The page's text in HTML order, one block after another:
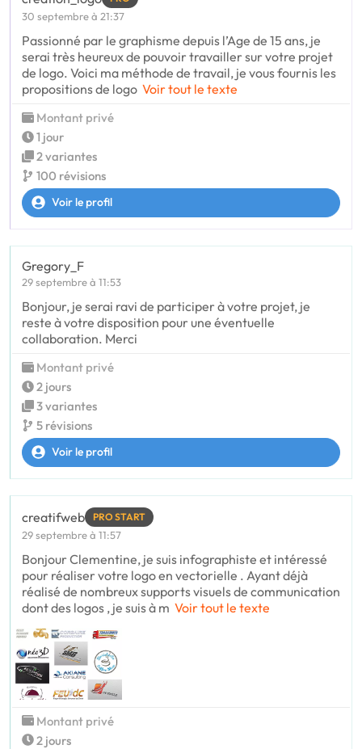
30 septembre à 21:37
Passionné par le graphisme depuis l’Age de 15 ans, je
serai très heureux de pouvoir travailler sur votre projet
de logo. Voici ma méthode de travail, je vous fournis les
propositions de logo Voir tout le texte
Montant privé
1 jour
2 variantes
100 révisions
Voir le profil
Gregory_F
29 septembre à 11:53
Bonjour, je serai ravi de participer à votre projet, je
reste à votre disposition pour une éventuelle
collaboration. Merci
Montant privé
2 jours
3 variantes
5 révisions
Voir le profil
creatifweb PRO START
29 septembre à 11:57
Bonjour Clementine, je suis infographiste et intéressé
pour réaliser votre logo en vectorielle . Ayant déjà
réalisé de nombreux supports visuels de communication
dont des logos , je suis à m Voir tout le texte
Montant privé
2 jours